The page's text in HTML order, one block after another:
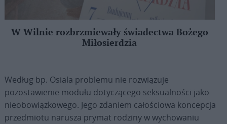
W Wilnie rozbrzmiewały świadectwa Bożego
Miłosierdzia
Według bp. Osiala problemu nie rozwiązuje
pozostawienie modułu dotyczącego seksualności jako
nieobowiązkowego. Jego zdaniem całościowa koncepcja
przedmiotu narusza prymat rodziny w wychowaniu